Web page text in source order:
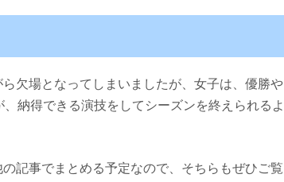
欠場となってしまいましたが、女子は、優勝や
納得できる演技をしてシーズンを終えられるよ
記事でまとめる予定なので、そちらもぜひご覧